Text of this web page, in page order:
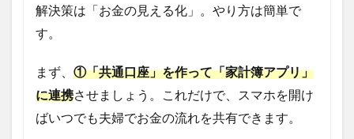
解決策は「お金の見える化」。やり方は簡単で
す。
まず、 ①「共通口座」を作って「家計簿アプリ」
に連携させましょう。これだけで、スマホを開け
ばいつでも夫婦でお金の流れを共有できます。